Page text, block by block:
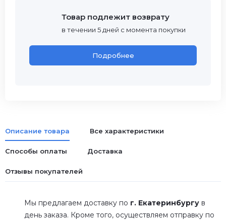
Товар подлежит возврату
в течении 5 дней с момента покупки
Подробнее
Описание товара Все характеристики
Способы оплаты Доставка
Отзывы покупателей
Мы предлагаем доставку по г. Екатеринбургу в
день заказа. Кроме того, осуществляем отправку по